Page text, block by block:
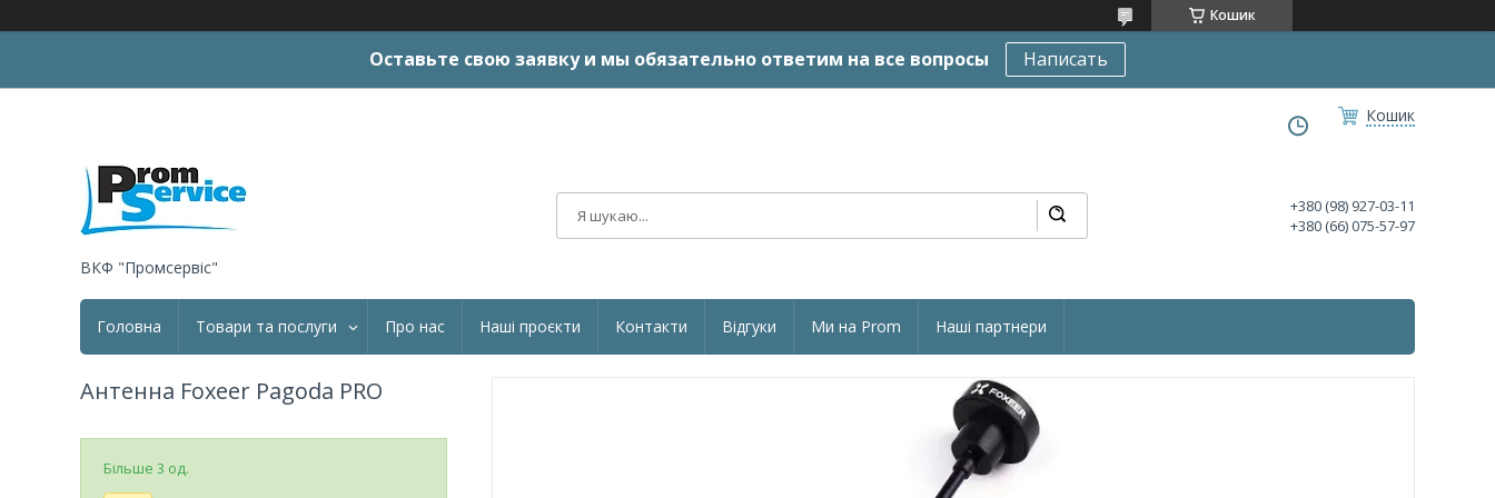
Кошик
Оставьте свою заявку и мы обязательно ответим на все вопросы Написать
Кошик
ВКФ "Промсервіс"
+380 (98) 927-03-11
+380 (66) 075-57-97
Головна Товари та послуги Про нас Наші проєкти Контакти Відгуки Ми на Prom Наші партнери
Антенна Foxeer Pagoda PRO
Більше 3 од.